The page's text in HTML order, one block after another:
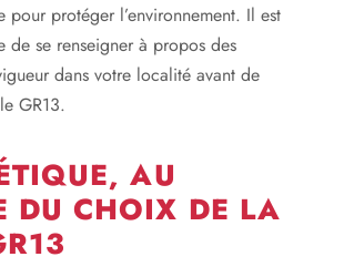
pour protéger l’environnement. Il est
de se renseigner à propos des
dans votre localité avant de
GR13.
AU
DU CHOIX DE LA